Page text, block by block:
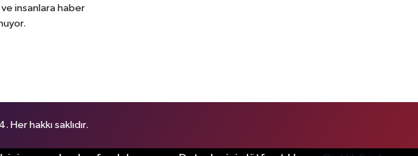
insanlara haber
hakkı saklıdır.